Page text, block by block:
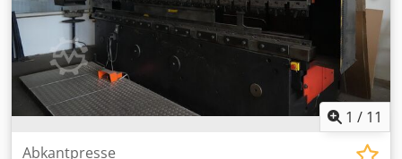
(Air Jet Vakuum): 250 l/min Zusätzliche Ausstattung •
Ladeeinheit: Belader L III 300 • Blechgröße min.: 1000 x 300
mm • Blechgröße max.: 3000 x 1500 mm Credpfxjx D Hpqe
Amzef • Materialstärke: 0,5 - 8,0 mm • Max. Ladegewicht:
300 kg • Max. Stapelhöhe: 300 mm • Max. Palettengewicht:
4000 kg (2x2000 kg) • Max. Vorschubgeschwindigkeit
(Verfahrweg): 70 m/min • Anzahl der Sauger: 34 Stück •
1 / 11
Abkantpresse